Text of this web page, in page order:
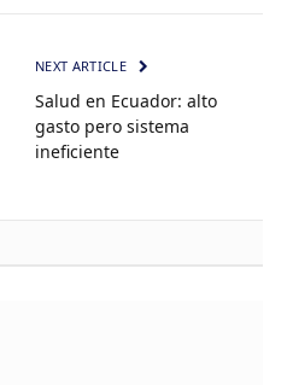
NEXT ARTICLE
Salud en Ecuador: alto
gasto pero sistema
ineficiente